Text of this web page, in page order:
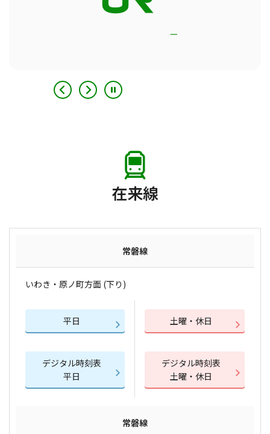
在来線
常磐線
いわき・原ノ町方面 (下り)
平日 土曜・休日
デジタル時刻表
平日
デジタル時刻表
土曜・休日
常磐線